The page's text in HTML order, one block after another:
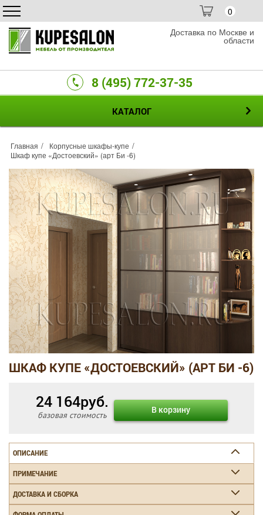
0
Доставка по Москве и
области
8 (495) 772-37-35
КАТАЛОГ
Главная
Корпусные шкафы-купе
Шкаф купе «Достоевский» (арт Би -6)
ШКАФ КУПЕ «ДОСТОЕВСКИЙ» (АРТ БИ -6)
24 164руб.
базовая стоимость В корзину
ОПИСАНИЕ
ПРИМЕЧАНИЕ
ДОСТАВКА И СБОРКА